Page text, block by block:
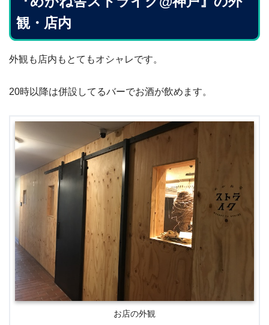
観・店内
外観も店内もとてもオシャレです。
20時以降は併設してるバーでお酒が飲めます。
お店の外観